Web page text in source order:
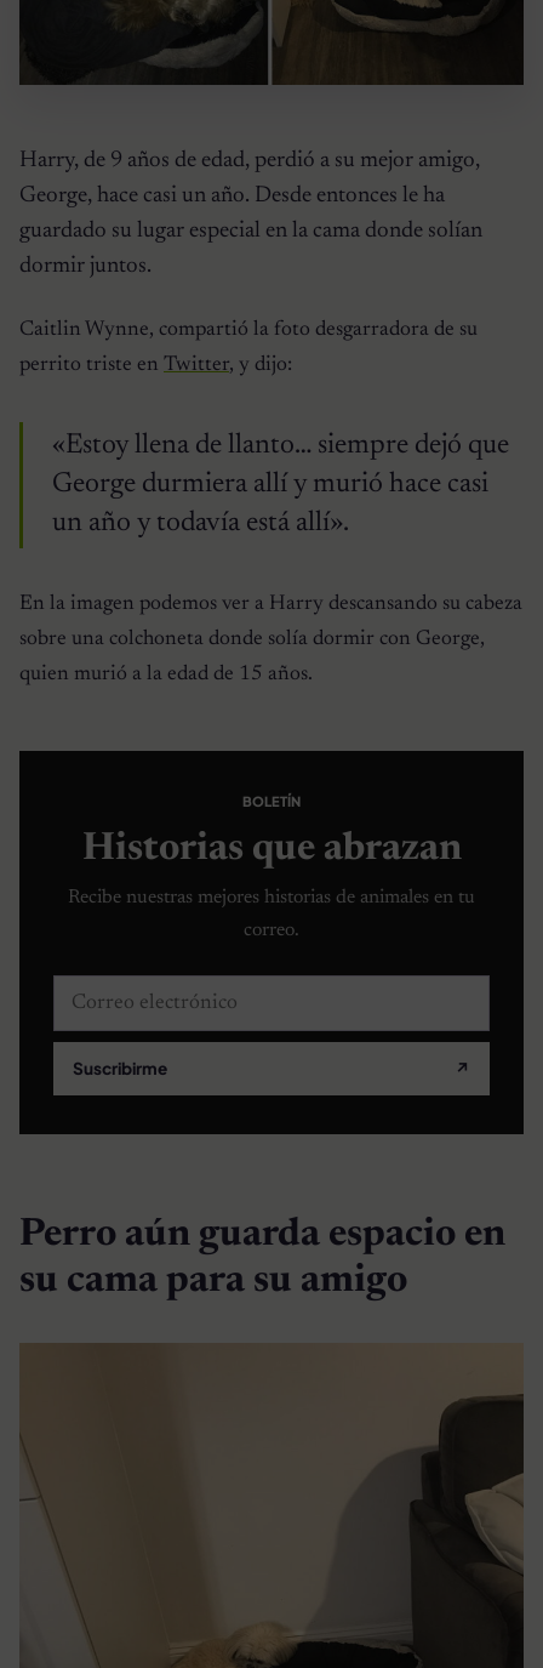
Harry, de 9 años de edad, perdió a su mejor amigo,
George, hace casi un año. Desde entonces le ha
guardado su lugar especial en la cama donde solían
dormir juntos.
Caitlin Wynne, compartió la foto desgarradora de su
perrito triste en Twitter, y dijo:
«Estoy llena de llanto… siempre dejó que
George durmiera allí y murió hace casi
un año y todavía está allí».
En la imagen podemos ver a Harry descansando su cabeza
sobre una colchoneta donde solía dormir con George,
quien murió a la edad de 15 años.
BOLETÍN
Historias que abrazan
Recibe nuestras mejores historias de animales en tu
correo.
Correo electrónico
Suscribirme ↗
Perro aún guarda espacio en
su cama para su amigo